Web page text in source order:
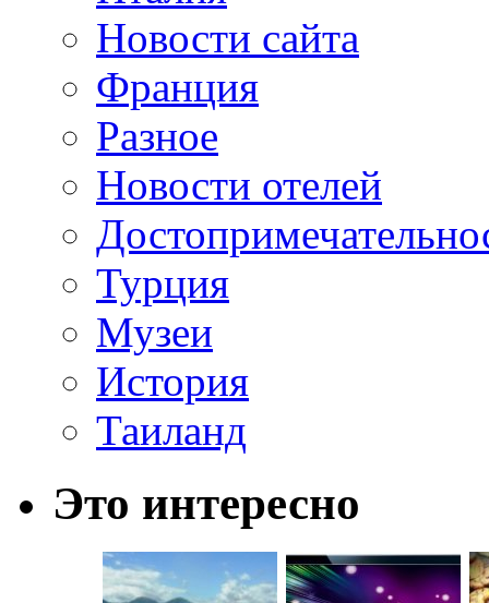
Новости сайта
Франция
Разное
Новости отелей
Турция
Музеи
История
Таиланд
Это интересно